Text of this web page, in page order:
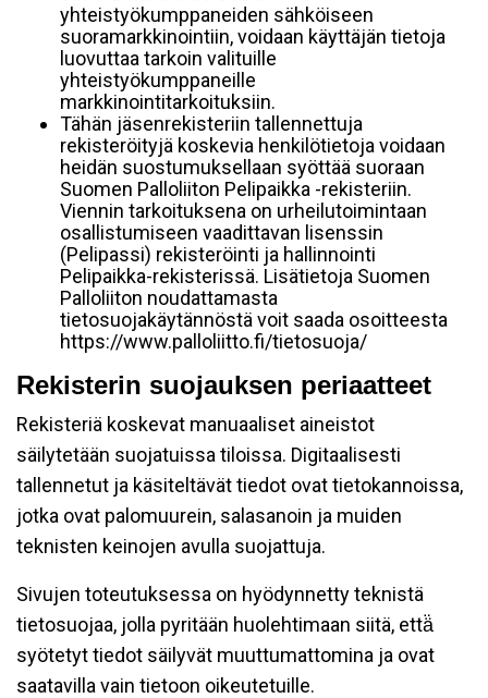
yhteistyökumppaneiden sähköiseen
suoramarkkinointiin, voidaan käyttäjän tietoja
luovuttaa tarkoin valituille
yhteistyökumppaneille
markkinointitarkoituksiin.
Tähän jäsenrekisteriin tallennettuja
rekisteröityjä koskevia henkilötietoja voidaan
heidän suostumuksellaan syöttää suoraan
Suomen Palloliiton Pelipaikka -rekisteriin.
Viennin tarkoituksena on urheilutoimintaan
osallistumiseen vaadittavan lisenssin
(Pelipassi) rekisteröinti ja hallinnointi
Pelipaikka-rekisterissä. Lisätietoja Suomen
Palloliiton noudattamasta
tietosuojakäytännöstä voit saada osoitteesta
https://www.palloliitto.fi/tietosuoja/
Rekisterin suojauksen periaatteet
Rekisteriä koskevat manuaaliset aineistot
säilytetään suojatuissa tiloissa. Digitaalisesti
tallennetut ja käsiteltävät tiedot ovat tietokannoissa,
jotka ovat palomuurein, salasanoin ja muiden
teknisten keinojen avulla suojattuja.
Sivujen toteutuksessa on hyödynnetty teknistä
tietosuojaa, jolla pyritään huolehtimaan siitä, että̈
syötetyt tiedot säilyvät muuttumattomina ja ovat
saatavilla vain tietoon oikeutetuille.